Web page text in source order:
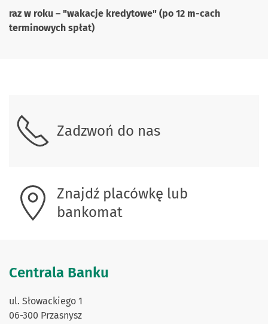
raz w roku – "wakacje kredytowe" (po 12 m-cach
terminowych spłat)
Zadzwoń do nas
Znajdź placówkę lub
bankomat
Centrala Banku
ul. Słowackiego 1
06-300 Przasnysz